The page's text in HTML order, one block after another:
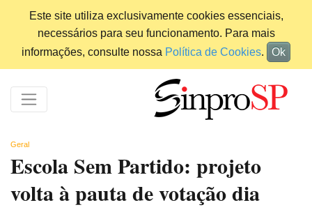
Este site utiliza exclusivamente cookies essenciais,
necessários para seu funcionamento. Para mais
informações, consulte nossa Política de Cookies. Ok
Geral
Escola Sem Partido: projeto
volta à pauta de votação dia